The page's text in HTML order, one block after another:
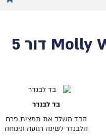
בד לבנדר
הבד משלב את תמצית פרח
הלבנדר לשינה רגועה ונינוחה